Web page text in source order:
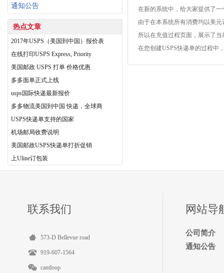
通知公告
热点文章
2017年USPS（美国到中国）报价表
在线打印USPS Express, Priority
美国邮政 USPS 打单 价格优惠
多多面单正式上线
usps国际快递最新报价
多多物流美国到中国 快递，全球商
USPS快递单支持的国家
机场邮局收费说明
美国邮政USPS快递单打折促销
上Uline订包装
在新的系统中，给大家提供了
由于在本系统所有消费均以美
所以在充值过程页面，展示了
在您创建USPS快递单的过程中
联系我们
573-D Bellevue road
919-607-1564
cantloop
网站导
公司简介
通知公告